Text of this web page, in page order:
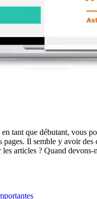
tant que débutant, vous
pages. Il semble y avoir
articles ? Quand devons-